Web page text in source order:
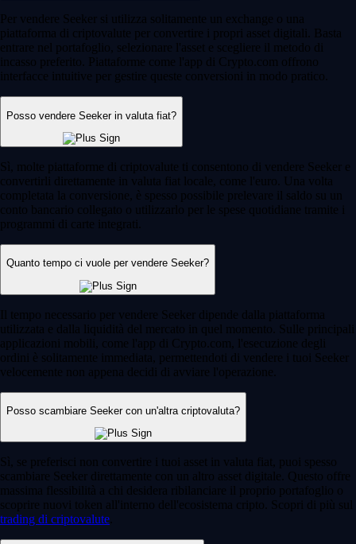
Per vendere Seeker si utilizza solitamente un exchange o una
piattaforma di criptovalute per convertire i propri asset digitali. Basta
entrare nel portafoglio, selezionare l'asset e scegliere il metodo di
incasso preferito. Piattaforme come l'app di Crypto.com offrono
interfacce intuitive per gestire queste conversioni in modo pratico.
Posso vendere Seeker in valuta fiat?
Sì, molte piattaforme di criptovalute ti consentono di vendere Seeker e
convertirli direttamente in valuta fiat locale, come l'euro. Una volta
completata la conversione, è spesso possibile prelevare il saldo su un
conto bancario collegato o utilizzarlo per le spese quotidiane tramite i
programmi di carte integrati.
Quanto tempo ci vuole per vendere Seeker?
Il tempo necessario per vendere Seeker dipende dalla piattaforma
utilizzata e dalla liquidità del mercato in quel momento. Sulle principali
applicazioni mobili, come l'app di Crypto.com, l'esecuzione degli
ordini è solitamente immediata, permettendoti di vendere i tuoi Seeker
velocemente non appena decidi di avviare l'operazione.
Posso scambiare Seeker con un'altra criptovaluta?
Sì, se preferisci non convertire i tuoi asset in valuta fiat, puoi spesso
scambiare Seeker direttamente con un altro asset digitale. Questo offre
massima flessibilità a chi desidera ribilanciare il proprio portafoglio o
scoprire nuovi token all'interno dell'ecosistema cripto. Scopri di più sul
trading di criptovalute